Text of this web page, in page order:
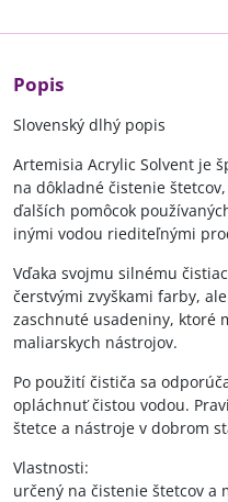
Popis
Slovenský dlhý popis
Artemisia Acrylic Solvent je
na dôkladné čistenie
ďalších pomôcok
inými vodou riediteľnými
Vďaka svojmu silnému
čerstvými zvyškami farby,
zaschnuté usadeniny, ktoré
maliarskych nástrojov.
Po použití čističa sa
opláchnuť čistou vodou.
štetce a nástroje v dobrom
Vlastnosti:
určený na čistenie štetcov a